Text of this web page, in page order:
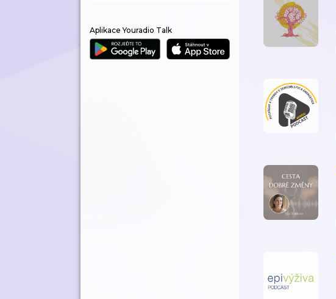
Aplikace Youradio Talk